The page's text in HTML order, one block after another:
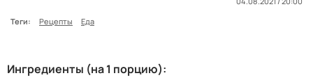
Теги:
Рецепты Еда
Ингредиенты (на 1 порцию):